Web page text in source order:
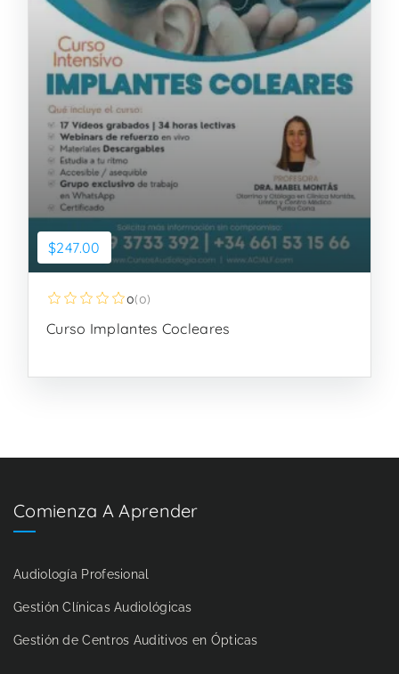
$247.00
0(0)
Curso Implantes Cocleares
Comienza A Aprender
Audiología Profesional
Gestión Clínicas Audiológicas
Gestión de Centros Auditivos en Ópticas